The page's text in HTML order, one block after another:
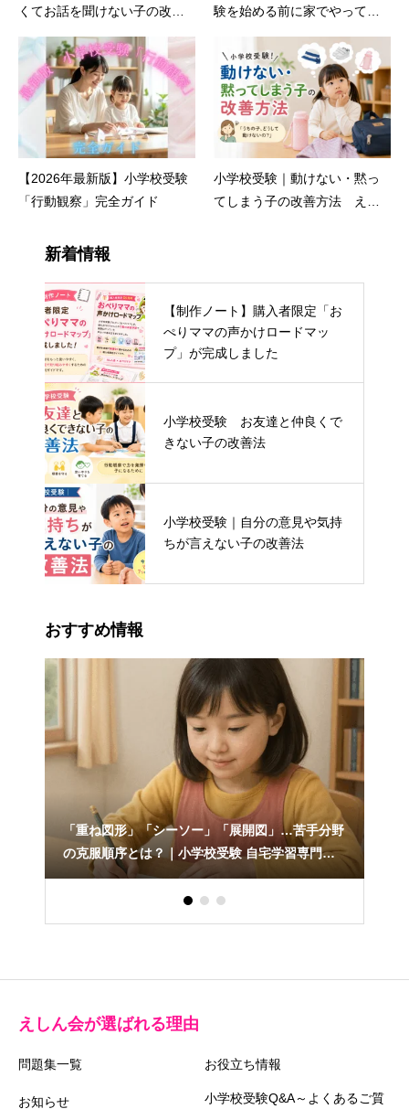
くてお話を聞けない子の改善
法 えしん会
験を始める前に家でやってい
たこと 小学校受験えしん会
ブログ
【2026年最新版】小学校受験
「行動観察」完全ガイド
小学校受験｜動けない・黙っ
てしまう子の改善方法 えし
新着情報
【制作ノート】購入者限定「お
ぺりママの声かけロードマッ
プ」が完成しました
小学校受験 お友達と仲良くで
きない子の改善法
小学校受験｜自分の意見や気持
ちが言えない子の改善法
おすすめ情報
「重ね図形」「シーソー」「展開図」…苦手分野
の克服順序とは？｜小学校受験 自宅学習専門教
材のえしん会
えしん会が選ばれる理由
問題集一覧 お役立ち情報
お知らせ 小学校受験Q&A～よくあるご質